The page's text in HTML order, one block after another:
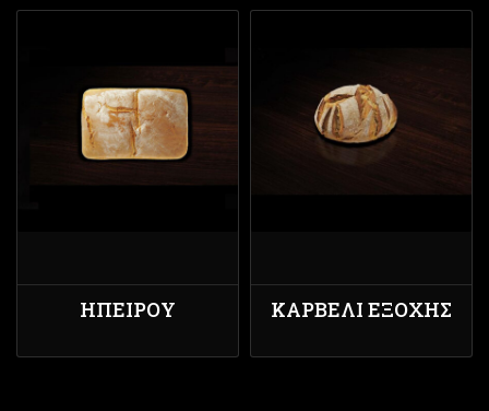
ΗΠΕΊΡΟΥ ΚΑΡΒΈΛΙ ΕΞΟΧΉΣ